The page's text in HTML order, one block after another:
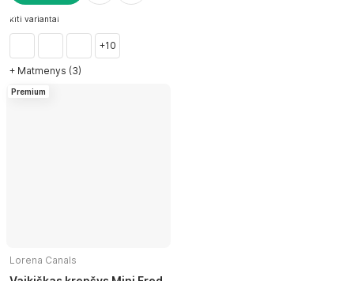
Į KREPŠELĮ
kiti variantai
+10
+ Matmenys (3)
Premium
Lorena Canals